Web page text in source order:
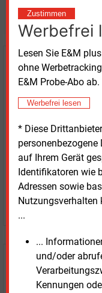
Zustimmen
Werbefrei
Lesen Sie E&M
ohne
E&M Probe-Abo ab.
Werbefrei lesen
* Diese
auf Ihrem Gerät
Identifikatoren wie
Adressen sowie
Nutzungsverhalten
...
...
und/oder
Kennungen
weitere
Kaufen Sie
nur €8.93
JETZT ARTIKEL
Testen Sie
unverbindlich